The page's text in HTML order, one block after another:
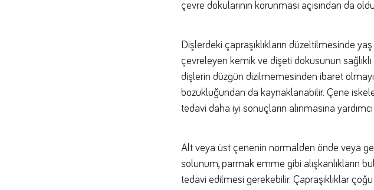
çevre dokularının korunması açısından da
Dişlerdeki çapraşıklıkların düzeltilmesinde
çevreleyen kemik ve dişeti dokusunun
dişlerin düzgün dizilmemesinden ibaret
bozukluğundan da kaynaklanabilir. Çene
tedavi daha iyi sonuçların alınmasına
Alt veya üst çenenin normalden önde veya
solunum, parmak emme gibi alışkanlıkların
tedavi edilmesi gerekebilir. Çapraşıklıklar